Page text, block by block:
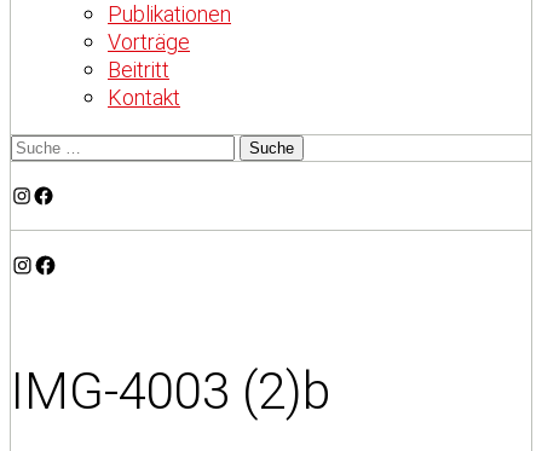
Publikationen
Vorträge
Beitritt
Kontakt
Instagram
Facebook
Instagram
Facebook
IMG-4003 (2)b